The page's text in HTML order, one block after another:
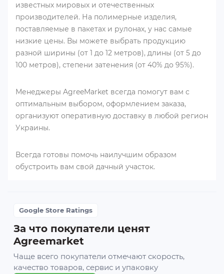
известных мировых и отечественных
производителей. На полимерные изделия,
поставляемые в пакетах и рулонах, у нас самые
низкие цены. Вы можете выбрать продукцию
разной ширины (от 1 до 12 метров), длины (от 5 до
100 метров), степени затенения (от 40% до 95%).
Менеджеры AgreeMarket всегда помогут вам с
оптимальным выбором, оформлением заказа,
организуют оперативную доставку в любой регион
Украины.
Всегда готовы помочь наилучшим образом
обустроить вам свой дачный участок.
Google Store Ratings
За что покупатели ценят
Agreemarket
Чаще всего покупатели отмечают скорость,
качество товаров, сервис и упаковку